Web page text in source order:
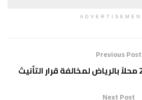
Previous Post
Next Post